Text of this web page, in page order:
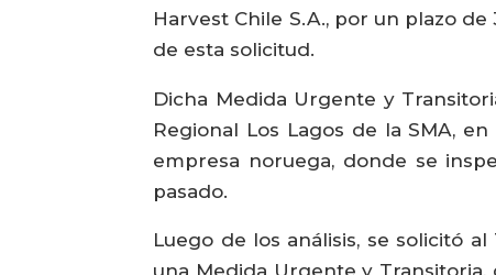
Harvest Chile S.A., por un plazo
de esta solicitud.
Dicha Medida Urgente y
Regional Los Lagos de la SMA,
empresa noruega, donde se
pasado.
Luego de los análisis, se solicitó